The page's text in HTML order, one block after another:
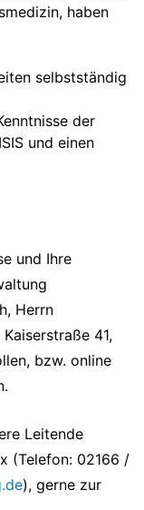
haben
selbstständig
der
und einen
und Ihre
Herrn
41,
bzw. online
Leitende
(Telefon: 02166 /
), gerne zur